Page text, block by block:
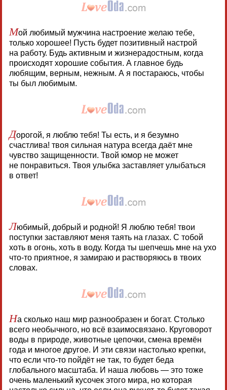
Мой любимый мужчина настроение желаю тебе,
только хорошее! Пусть будет позитивный настрой
на работу. Будь активным и жизнерадостным, когда
происходят хорошие события. А главное будь
любящим, верным, нежным. А я постараюсь, чтобы
ты был любимым.
Дорогой, я люблю тебя! Ты есть, и я безумно
счастлива! твоя сильная натура всегда даёт мне
чувство защищенности. Твой юмор не может
не понравиться. Твоя улыбка заставляет улыбаться
в ответ!
Любимый, добрый и родной! Я люблю тебя! твои
поступки заставляют меня таять на глазах. С тобой
хоть в огонь, хоть в воду. Когда ты шепчешь мне на ухо
что-то приятное, я замираю и растворяюсь в твоих
словах.
На сколько наш мир разнообразен и богат. Столько
всего необычного, но всё взаимосвязано. Круговорот
воды в природе, животные цепочки, смена времён
года и многое другое. И эти связи настолько крепки,
что если что-то пойдёт не так, то будет беда
глобального масштаба. И наша любовь — это тоже
очень маленький кусочек этого мира, но которая